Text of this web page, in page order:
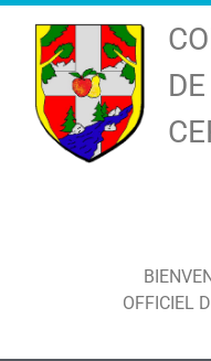
DE
OFFICIEL